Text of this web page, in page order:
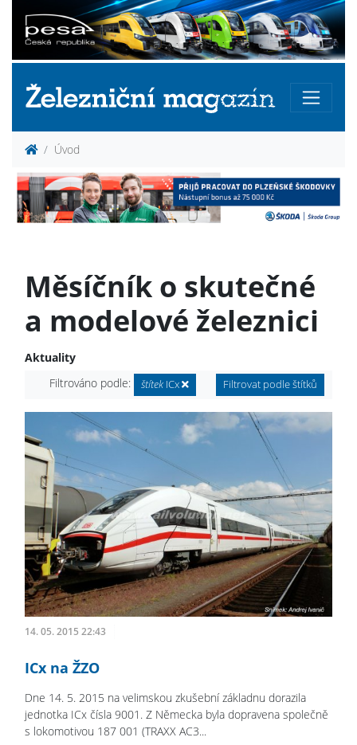
Úvod
Měsíčník o skutečné
a modelové železnici
Aktuality
Filtrováno podle:
štítek ICx Filtrovat podle štítků
14. 05. 2015 22:43
ICx na ŽZO
Dne 14. 5. 2015 na velimskou zkušební základnu dorazila
jednotka ICx čísla 9001. Z Německa byla dopravena společně
s lokomotivou 187 001 (TRAXX AC3...